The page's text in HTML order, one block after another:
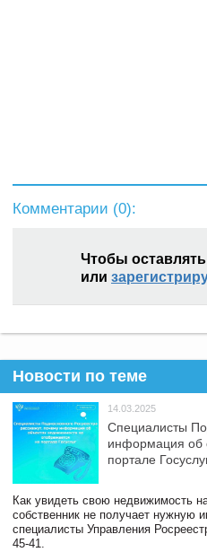
Комментарии (0):
Чтобы
или
Новости по теме
14.03.2025
Специалисты
информация об
портале
Как увидеть свою недвижимость
собственник не получает нужную
специалисты Управления
45-41.